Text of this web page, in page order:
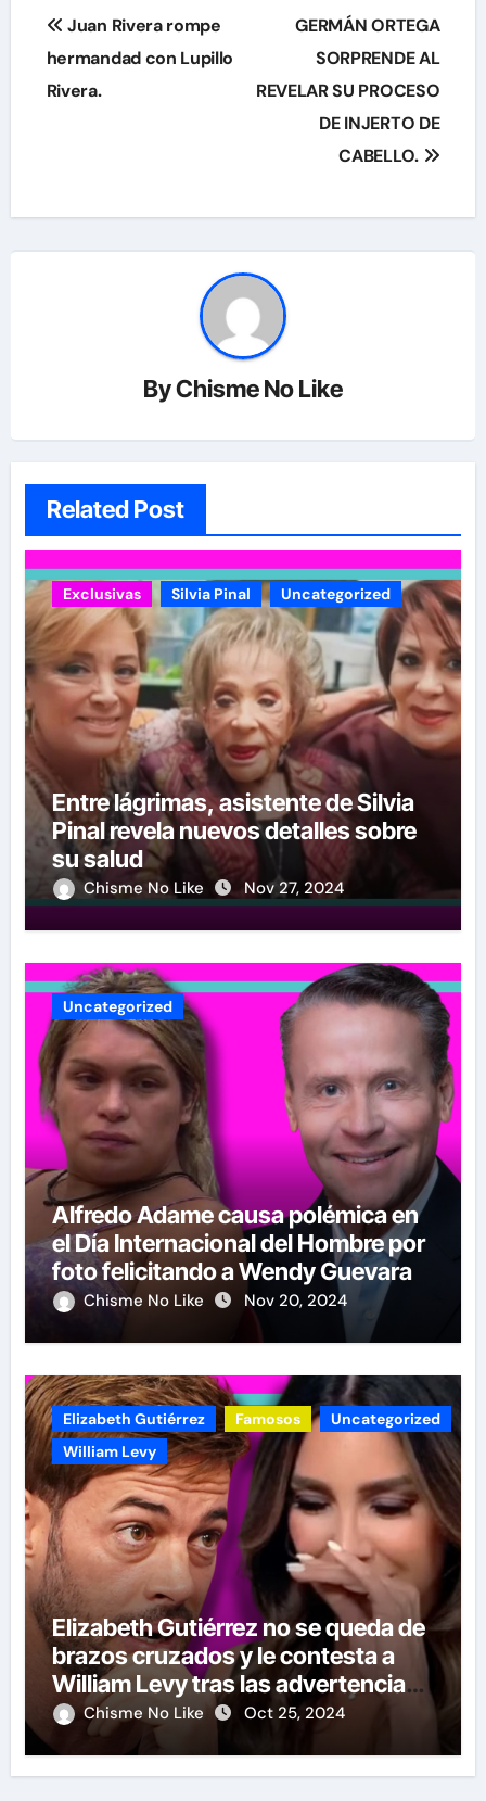
Navegación
de
entradas
Juan Rivera rompe
hermandad con Lupillo
Rivera.
GERMÁN ORTEGA
SORPRENDE AL
REVELAR SU PROCESO
DE INJERTO DE
CABELLO.
ByChisme No Like
Related Post
Exclusivas Silvia Pinal Uncategorized
Entre lágrimas, asistente de Silvia
Pinal revela nuevos detalles sobre
su salud
Chisme No Like Nov 27, 2024
Uncategorized
Alfredo Adame causa polémica en
el Día Internacional del Hombre por
foto felicitando a Wendy Guevara
Chisme No Like Nov 20, 2024
Elizabeth Gutiérrez Famosos
Uncategorized
William Levy
Elizabeth Gutiérrez no se queda de
brazos cruzados y le contesta a
William Levy tras las advertencias
de demandas
Chisme No Like Oct 25, 2024